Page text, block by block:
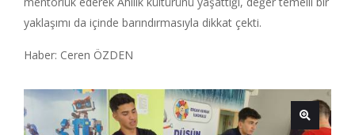
yaklaşımı da içinde barındırmasıyla dikkat çekti.
Haber: Ceren ÖZDEN